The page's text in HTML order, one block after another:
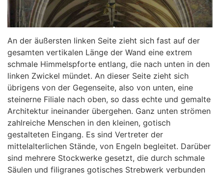
An der äußersten linken Seite zieht sich fast auf der
gesamten vertikalen Länge der Wand eine extrem
schmale Himmelspforte entlang, die nach unten in den
linken Zwickel mündet. An dieser Seite zieht sich
übrigens von der Gegenseite, also von unten, eine
steinerne Filiale nach oben, so dass echte und gemalte
Architektur ineinander übergehen. Ganz unten strömen
zahlreiche Menschen in den kleinen, gotisch
gestalteten Eingang. Es sind Vertreter der
mittelalterlichen Stände, von Engeln begleitet. Darüber
sind mehrere Stockwerke gesetzt, die durch schmale
Säulen und filigranes gotisches Strebwerk verbunden